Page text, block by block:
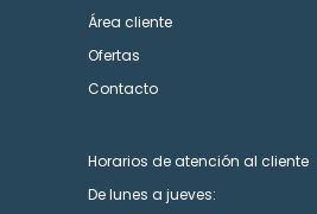
Área cliente
Ofertas
Contacto
Horarios de atención al cliente
De lunes a jueves: